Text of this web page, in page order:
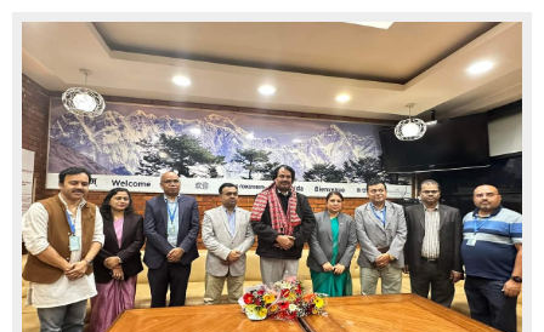
प्रमुख
समाचार
राष्ट्रिय
अन्तराष्ट्रिय
अन्तरबार्ता
अर्थ
खेलकुद